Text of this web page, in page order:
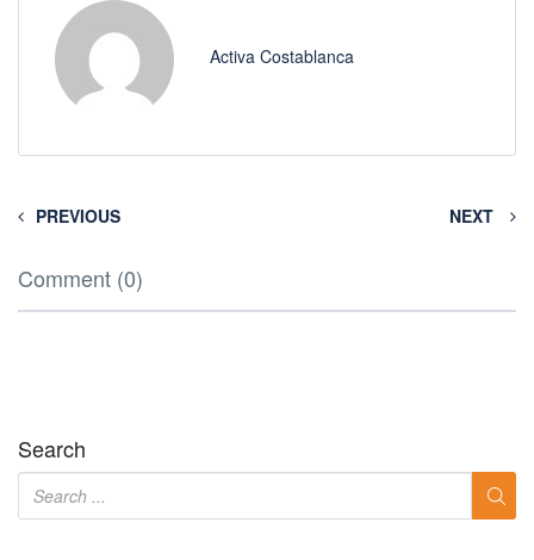
Activa Costablanca
PREVIOUS NEXT
Comment (0)
Search